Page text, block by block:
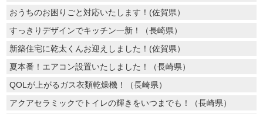
おうちのお困りごと対応いたします！(佐賀県）
すっきりデザインでキッチン一新！（長崎県）
新築住宅に乾太くんお迎えしました！(佐賀県）
夏本番！エアコン設置いたしました！（長崎県）
QOLが上がるガス衣類乾燥機！（長崎県）
アクアセラミックでトイレの輝きをいつまでも！（長崎県）